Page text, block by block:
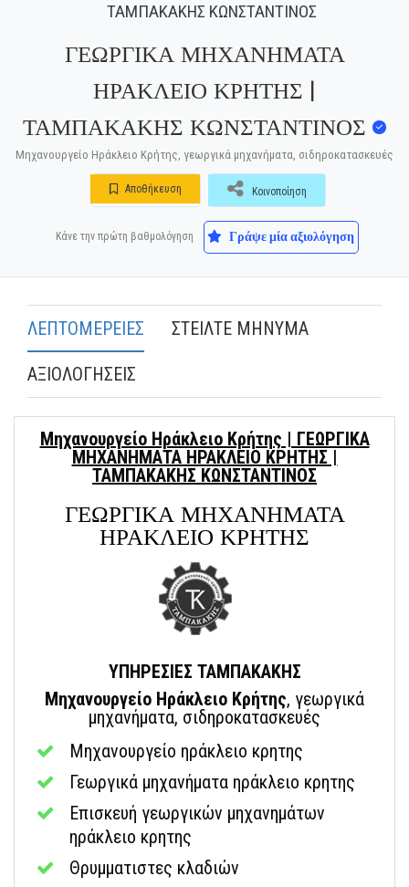
ΤΑΜΠΑΚΑΚΗΣ ΚΩΝΣΤΑΝΤΙΝΟΣ
ΓΕΩΡΓΙΚΑ ΜΗΧΑΝΗΜΑΤΑ
ΗΡΑΚΛΕΙΟ ΚΡΗΤΗΣ |
ΤΑΜΠΑΚΑΚΗΣ ΚΩΝΣΤΑΝΤΙΝΟΣ
Μηχανουργείο Ηράκλειο Κρήτης, γεωργικά μηχανήματα, σιδηροκατασκευές
Αποθήκευση Κοινοποίηση
Κάνε την πρώτη βαθμολόγηση Γράψε μία αξιολόγηση
ΛΕΠΤΟΜΕΡΕΙΕΣ ΣΤΕΙΛΤΕ ΜΗΝΥΜΑ
ΑΞΙΟΛΟΓΗΣΕΙΣ
Μηχανουργείο Ηράκλειο Κρήτης | ΓΕΩΡΓΙΚΑ
ΜΗΧΑΝΗΜΑΤΑ ΗΡΑΚΛΕΙΟ ΚΡΗΤΗΣ |
ΤΑΜΠΑΚΑΚΗΣ ΚΩΝΣΤΑΝΤΙΝΟΣ
ΓΕΩΡΓΙΚΑ ΜΗΧΑΝΗΜΑΤΑ
ΗΡΑΚΛΕΙΟ ΚΡΗΤΗΣ
ΥΠΗΡΕΣΙΕΣ ΤΑΜΠΑΚΑΚΗΣ
Μηχανουργείο Ηράκλειο Κρήτης, γεωργικά
μηχανήματα, σιδηροκατασκευές
Μηχανουργείο ηράκλειο κρητης
Γεωργικά μηχανήματα ηράκλειο κρητης
Επισκευή γεωργικών μηχανημάτων
ηράκλειο κρητης
Θρυμματιστες κλαδιών